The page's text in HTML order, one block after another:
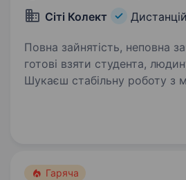
Сіті Колект
Повна зайнятість, неповна
готові взяти студента,
Шукаєш стабільну роботу з
команди! Навчання з нуля,
з найбільшими…
Гаряча